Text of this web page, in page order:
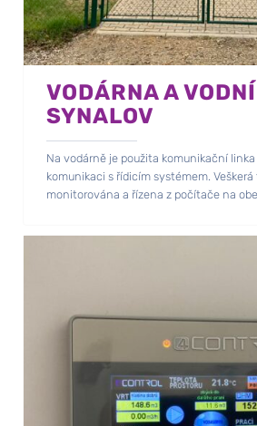
VODÁRNA A
SYNALOV
Na vodárně je použita komunikační linka
komunikaci s řídicím systémem.
monitorována a řízena z počítače na